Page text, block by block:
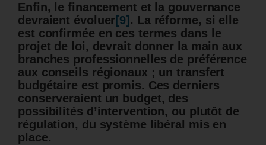
Enfin, le financement et la gouvernance
devraient évoluer [9] . La réforme, si elle
est confirmée en ces termes dans le
projet de loi, devrait donner la main aux
branches professionnelles de préférence
aux conseils régionaux ; un transfert
budgétaire est promis. Ces derniers
conserveraient un budget, des
possibilités d’intervention, ou plutôt de
régulation, du système libéral mis en
place.